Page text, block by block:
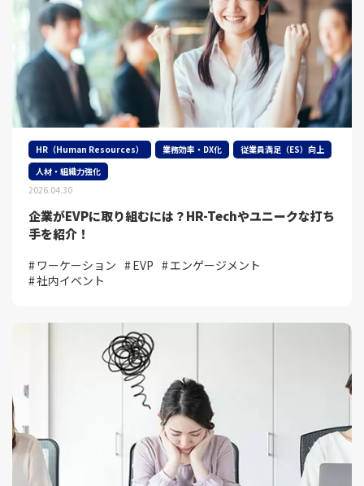
HR（Human Resources） 業務効率・DX化
従業員満足（ES）向上
人材・組織力強化
2026.04.30
企業がEVPに取り組むには？HR-Techやユニークな打ち
手を紹介！
ワーケーション EVP
エンゲージメント
社内イベント